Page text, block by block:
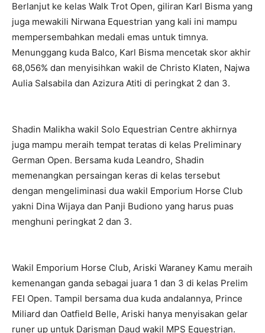
Berlanjut ke kelas Walk Trot Open, giliran Karl Bisma yang
juga mewakili Nirwana Equestrian yang kali ini mampu
mempersembahkan medali emas untuk timnya.
Menunggang kuda Balco, Karl Bisma mencetak skor akhir
68,056% dan menyisihkan wakil de Christo Klaten, Najwa
Aulia Salsabila dan Azizura Atiti di peringkat 2 dan 3.
Shadin Malikha wakil Solo Equestrian Centre akhirnya
juga mampu meraih tempat teratas di kelas Preliminary
German Open. Bersama kuda Leandro, Shadin
memenangkan persaingan keras di kelas tersebut
dengan mengeliminasi dua wakil Emporium Horse Club
yakni Dina Wijaya dan Panji Budiono yang harus puas
menghuni peringkat 2 dan 3.
Wakil Emporium Horse Club, Ariski Waraney Kamu meraih
kemenangan ganda sebagai juara 1 dan 3 di kelas Prelim
FEI Open. Tampil bersama dua kuda andalannya, Prince
Miliard dan Oatfield Belle, Ariski hanya menyisakan gelar
runer up untuk Darisman Daud wakil MPS Equestrian.